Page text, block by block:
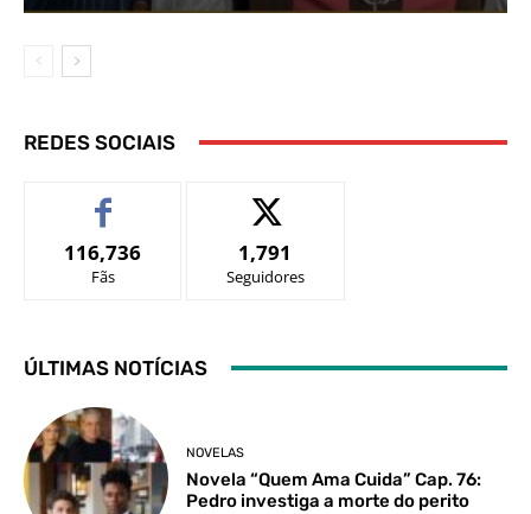
REDES SOCIAIS
116,736
Fãs
1,791
Seguidores
ÚLTIMAS NOTÍCIAS
NOVELAS
Novela “Quem Ama Cuida” Cap. 76:
Pedro investiga a morte do perito